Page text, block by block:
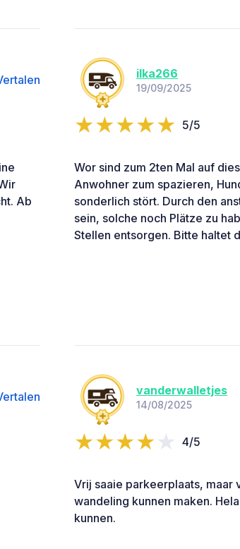
Ab
ilka266
19/09/2025
5/5
Wor sind zum 2ten Mal auf
Anwohner zum spazieren,
sonderlich stört. Durch den
sein, solche noch Plätze zu
Stellen entsorgen. Bitte haltet
vanderwalletjes
14/08/2025
4/5
Vrij saaie parkeerplaats,
wandeling kunnen maken.
kunnen.